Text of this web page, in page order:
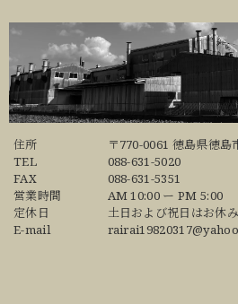
住所
〒770-0061 徳島県徳島
TEL
088-631-5020
FAX
088-631-5351
営業時間
AM 10:00 ー PM 5:00
定休日
土日および祝日はお休
E-mail